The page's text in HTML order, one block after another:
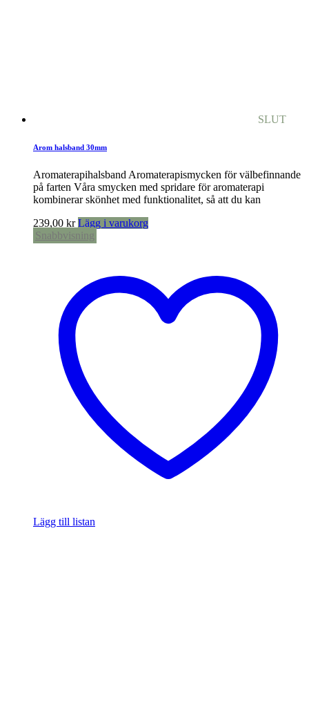
SLUT
Arom halsband 30mm
Aromaterapihalsband Aromaterapismycken för välbefinnande
på farten Våra smycken med spridare för aromaterapi
kombinerar skönhet med funktionalitet, så att du kan
239,00 kr Lägg i varukorg
Snabbvisning
Lägg till listan